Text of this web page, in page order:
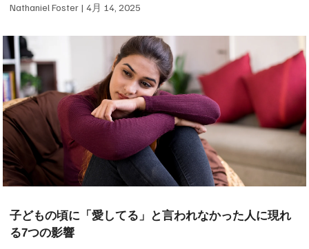
Nathaniel Foster 4月 14, 2025
子どもの頃に「愛してる」と言われなかった人に現れ
る7つの影響